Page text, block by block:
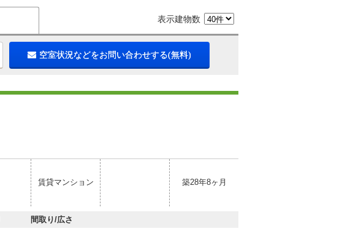
表示建物数
空室状況などをお問い合わせする(無料)
賃貸マンション 築28年8ヶ月
間取り/広さ